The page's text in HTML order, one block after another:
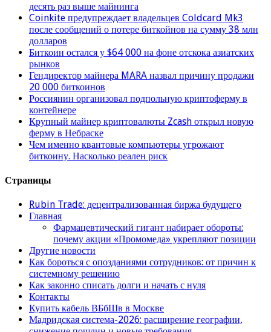
десять раз выше майнинга
Coinkite предупреждает владельцев Coldcard Mk3
после сообщений о потере биткойнов на сумму 38 млн
долларов
Биткоин остался у $64 000 на фоне отскока азиатских
рынков
Гендиректор майнера MARA назвал причину продажи
20 000 биткоинов
Россиянин организовал подпольную криптоферму в
контейнере
Крупный майнер криптовалюты Zcash открыл новую
ферму в Небраске
Чем именно квантовые компьютеры угрожают
биткоину. Насколько реален риск
Страницы
Rubin Trade: децентрализованная биржа будущего
Главная
Фармацевтический гигант набирает обороты:
почему акции «Промомеда» укрепляют позиции
Другие новости
Как бороться с опозданиями сотрудников: от причин к
системному решению
Как законно списать долги и начать с нуля
Контакты
Купить кабель ВБбШв в Москве
Мадридская система-2026: расширение географии,